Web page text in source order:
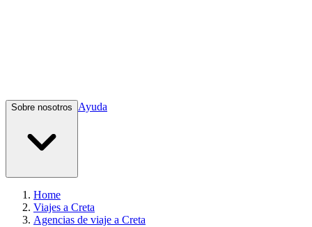
Sobre nosotros Ayuda
Home
Viajes a Creta
Agencias de viaje a Creta